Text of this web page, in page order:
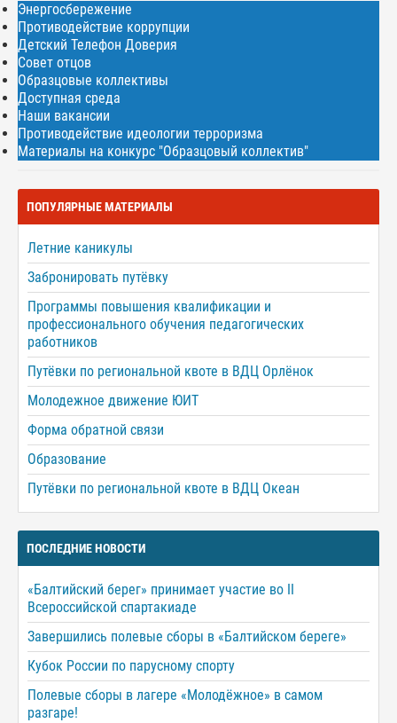
Энергосбережение
Противодействие коррупции
Детский Телефон Доверия
Совет отцов
Образцовые коллективы
Доступная среда
Наши вакансии
Противодействие идеологии терроризма
Материалы на конкурс "Образцовый коллектив"
ПОПУЛЯРНЫЕ МАТЕРИАЛЫ
Летние каникулы
Забронировать путёвку
Программы повышения квалификации и
профессионального обучения педагогических
работников
Путёвки по региональной квоте в ВДЦ Орлёнок
Молодежное движение ЮИТ
Форма обратной связи
Образование
Путёвки по региональной квоте в ВДЦ Океан
ПОСЛЕДНИЕ НОВОСТИ
«Балтийский берег» принимает участие во II
Всероссийской спартакиаде
Завершились полевые сборы в «Балтийском береге»
Кубок России по парусному спорту
Полевые сборы в лагере «Молодёжное» в самом
разгаре!